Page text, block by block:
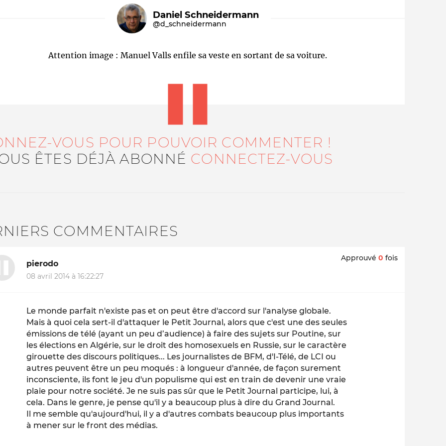
Daniel Schneidermann
@d_schneidermann
Attention image : Manuel Valls enfile sa veste en sortant de sa voiture.
VOUS POUR POUVOIR COMMENTER !
ÊTES DÉJÀ ABONNÉ CONNECTEZ-VOUS
COMMENTAIRES
pierodo
08 avril 2014 à 16:22:27
Approuvé 0 fois
Le monde parfait n'existe pas et on peut être d'accord sur l'analyse globale.
Mais à quoi cela sert-il d'attaquer le Petit Journal, alors que c'est une des seules
émissions de télé (ayant un peu d’audience) à faire des sujets sur Poutine, sur
les élections en Algérie, sur le droit des homosexuels en Russie, sur le caractère
girouette des discours politiques... Les journalistes de BFM, d'I-Télé, de LCI ou
autres peuvent être un peu moqués : à longueur d'année, de façon surement
inconsciente, ils font le jeu d'un populisme qui est en train de devenir une vraie
plaie pour notre société. Je ne suis pas sûr que le Petit Journal participe, lui, à
cela. Dans le genre, je pense qu'il y a beaucoup plus à dire du Grand Journal.
Il me semble qu'aujourd'hui, il y a d'autres combats beaucoup plus importants
à mener sur le front des médias.